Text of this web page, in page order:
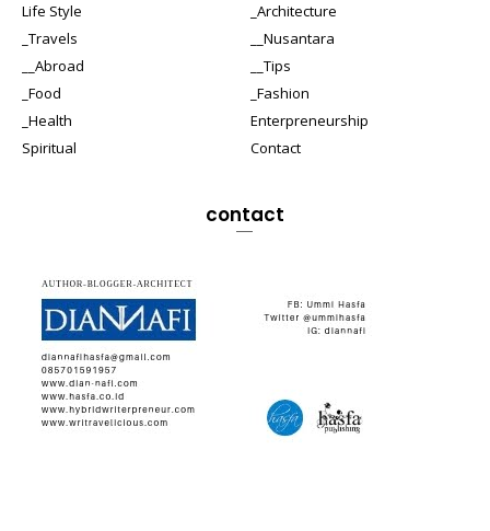
Life Style
_Architecture
_Travels
__Nusantara
__Abroad
__Tips
_Food
_Fashion
_Health
Enterpreneurship
Spiritual
Contact
contact